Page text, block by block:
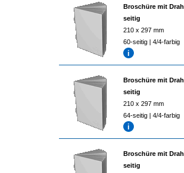
Broschüre mit
seitig
210 x 297 mm
60-seitig | 4/4-farbig
Broschüre mit
seitig
210 x 297 mm
64-seitig | 4/4-farbig
Broschüre mit
seitig